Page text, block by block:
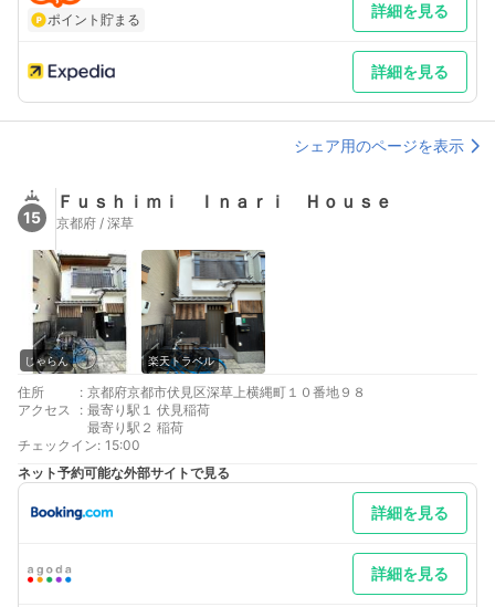
ポイント貯まる 詳細を見る
詳細を見る
シェア用のページを表示
15
Ｆｕｓｈｉｍｉ Ｉｎａｒｉ Ｈｏｕｓｅ
京都府 / 深草
じゃらん 楽天トラベル
住所 : 京都府京都市伏見区深草上横縄町１０番地９８
アクセス
: 最寄り駅１ 伏見稲荷
最寄り駅２ 稲荷
チェックイン: 15:00
ネット予約可能な外部サイトで見る
詳細を見る
詳細を見る